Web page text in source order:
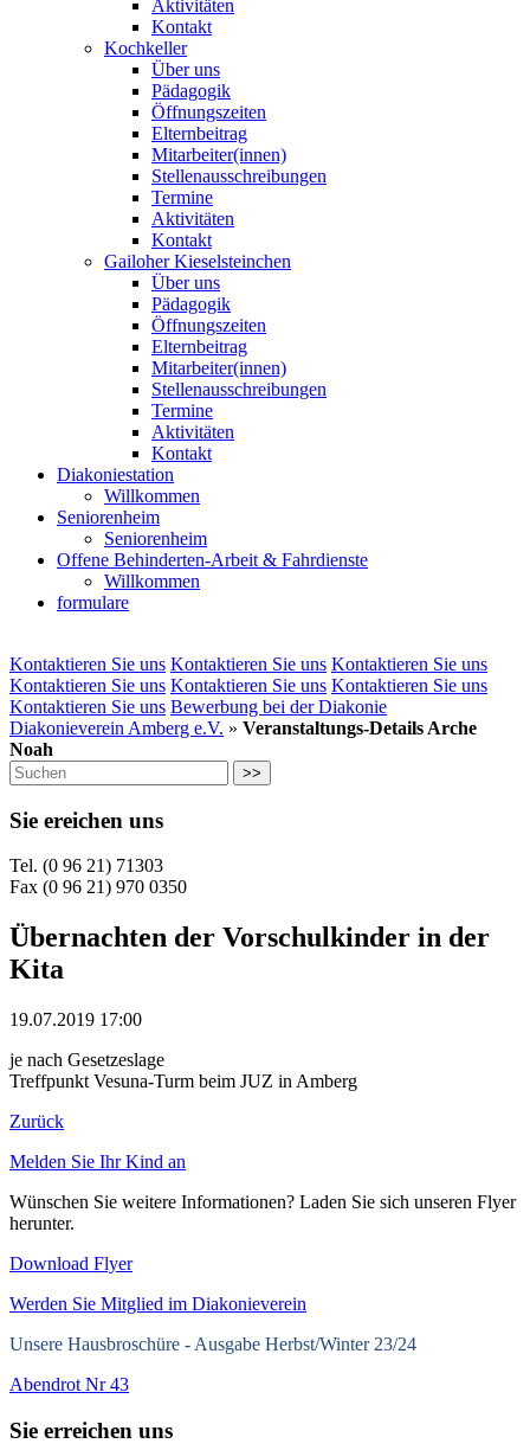
Aktivitäten
Kontakt
Kochkeller
Über uns
Pädagogik
Öffnungszeiten
Elternbeitrag
Mitarbeiter(innen)
Stellenausschreibungen
Termine
Aktivitäten
Kontakt
Gailoher Kieselsteinchen
Über uns
Pädagogik
Öffnungszeiten
Elternbeitrag
Mitarbeiter(innen)
Stellenausschreibungen
Termine
Aktivitäten
Kontakt
Diakoniestation
Willkommen
Seniorenheim
Seniorenheim
Offene Behinderten-Arbeit & Fahrdienste
Willkommen
formulare
Kontaktieren Sie uns Kontaktieren Sie uns Kontaktieren Sie uns
Kontaktieren Sie uns Kontaktieren Sie uns Kontaktieren Sie uns
Kontaktieren Sie uns Bewerbung bei der Diakonie
Diakonieverein Amberg e.V. » Veranstaltungs-Details Arche
Noah
>>
Sie ereichen uns
Tel. (0 96 21) 71303
Fax (0 96 21) 970 0350
Übernachten der Vorschulkinder in der
Kita
19.07.2019 17:00
je nach Gesetzeslage
Treffpunkt Vesuna-Turm beim JUZ in Amberg
Zurück
Melden Sie Ihr Kind an
Wünschen Sie weitere Informationen? Laden Sie sich unseren Flyer
herunter.
Download Flyer
Werden Sie Mitglied im Diakonieverein
Unsere Hausbroschüre - Ausgabe Herbst/Winter 23/24
Abendrot Nr 43
Sie erreichen uns